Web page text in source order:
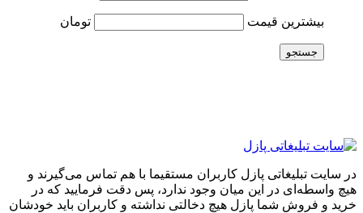
بیشترین قیمت تومان
جستجو
در سایت تبلیغاتی پازل کاربران مستقیما با هم تماس می‌گیرند و
هیچ واسطه‌ای در این میان وجود ندارد، پس دقت فرمایید که در
خرید و فروشِ شما پازل هیچ دخالتی نداشته و کاربران باید خودشان